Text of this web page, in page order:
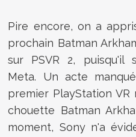
Pire encore, on a
prochain Batman
sur PSVR 2, puisqu'il
Meta. Un acte
premier PlayStation
chouette Batman
moment, Sony n'a